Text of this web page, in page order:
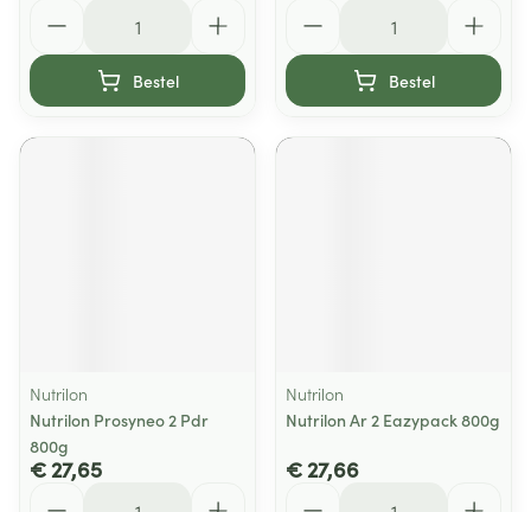
Bestel Bestel
Nutrilon
Nutrilon Prosyneo 2 Pdr
800g
€ 27,65
Nutrilon
Nutrilon Ar 2 Eazypack 800g
€ 27,66